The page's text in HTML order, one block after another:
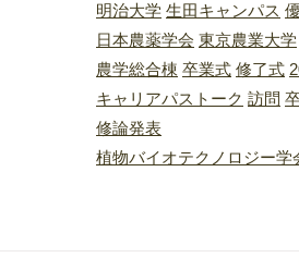
明治大学 生田キャンパス
日本農薬学会 東京農業大学
農学総合棟 卒業式 修了式
キャリアパストーク 訪問
修論発表
植物バイオテクノロジー学